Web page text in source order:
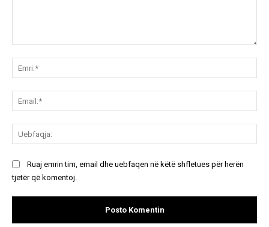
Ruaj emrin tim, email dhe uebfaqen në këtë shfletues për herën
tjetër që komentoj.